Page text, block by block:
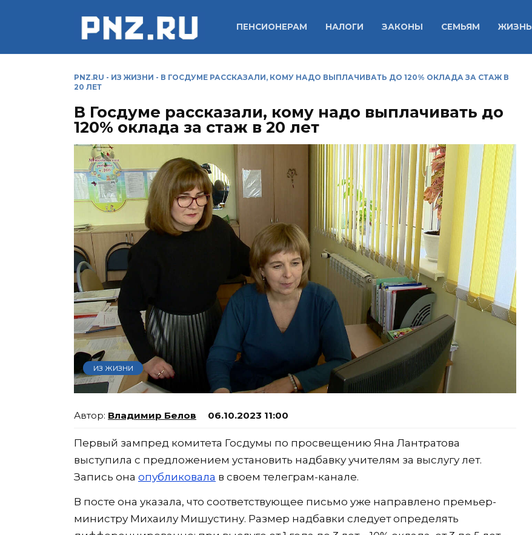
ПЕНСИОНЕРАМ НАЛОГИ ЗАКОНЫ СЕМЬЯМ ЖИЗНЬ
PNZ.RU - ИЗ ЖИЗНИ - В ГОСДУМЕ РАССКАЗАЛИ, КОМУ НАДО ВЫПЛАЧИВАТЬ ДО 120% ОКЛАДА ЗА СТАЖ В
20 ЛЕТ
В Госдуме рассказали, кому надо выплачивать до
120% оклада за стаж в 20 лет
ИЗ ЖИЗНИ
Владимир Белов 06.10.2023 11:00
Первый зампред комитета Госдумы по просвещению Яна Лантратова
выступила с предложением установить надбавку учителям за выслугу лет.
Запись она опубликовала в своем телеграм-канале.
В посте она указала, что соответствующее письмо уже направлено премьер-
министру Михаилу Мишустину. Размер надбавки следует определять